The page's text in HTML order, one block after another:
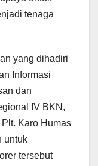
tenaga
yang dihadiri
Informasi
dan
IV BKN,
Karo Humas
untuk
tersebut